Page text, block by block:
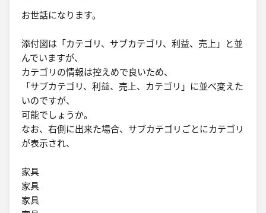
お世話になります。
添付図は「カテゴリ、サブカテゴリ、利益、売上」と並
んでいますが、
カテゴリの情報は控えめで良いため、
「サブカテゴリ、利益、売上、カテゴリ」に並べ変えた
いのですが、
可能でしょうか。
なお、右側に出来た場合、サブカテゴリごとにカテゴリ
が表示され、
家具
家具
家具